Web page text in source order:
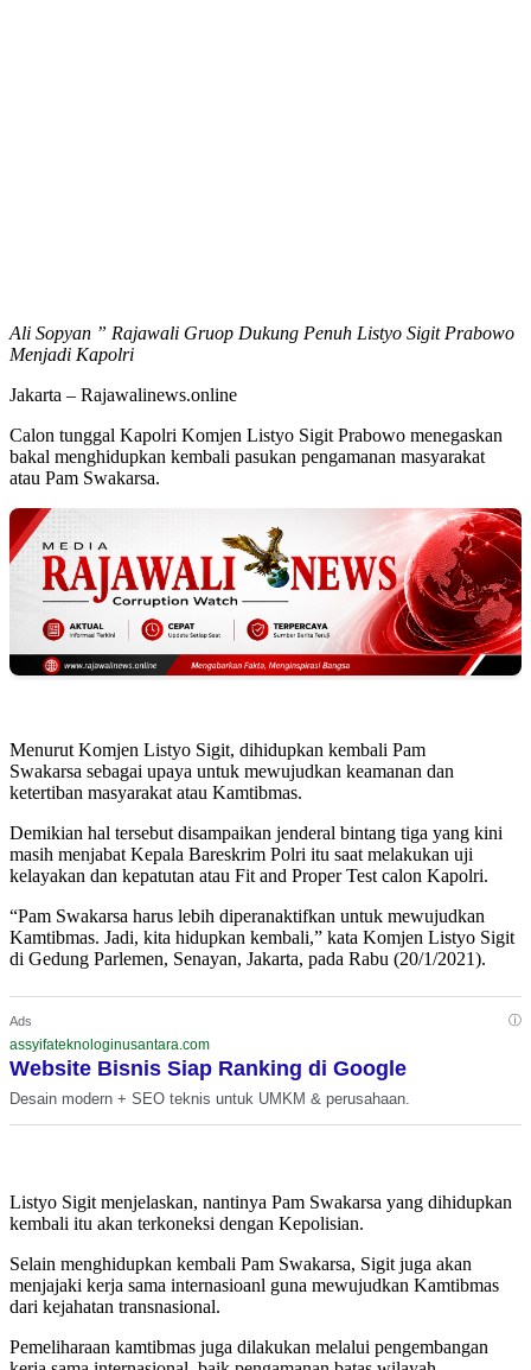
Ali Sopyan ” Rajawali Gruop Dukung Penuh Listyo Sigit Prabowo
Menjadi Kapolri
Jakarta – Rajawalinews.online
Calon tunggal Kapolri Komjen Listyo Sigit Prabowo menegaskan
bakal menghidupkan kembali pasukan pengamanan masyarakat
atau Pam Swakarsa.
Menurut Komjen Listyo Sigit, dihidupkan kembali Pam
Swakarsa sebagai upaya untuk mewujudkan keamanan dan
ketertiban masyarakat atau Kamtibmas.
Demikian hal tersebut disampaikan jenderal bintang tiga yang kini
masih menjabat Kepala Bareskrim Polri itu saat melakukan uji
kelayakan dan kepatutan atau Fit and Proper Test calon Kapolri.
“Pam Swakarsa harus lebih diperanaktifkan untuk mewujudkan
Kamtibmas. Jadi, kita hidupkan kembali,” kata Komjen Listyo Sigit
di Gedung Parlemen, Senayan, Jakarta, pada Rabu (20/1/2021).
Ads ⓘ
assyifateknologinusantara.com
Website Bisnis Siap Ranking di Google
Desain modern + SEO teknis untuk UMKM & perusahaan.
Listyo Sigit menjelaskan, nantinya Pam Swakarsa yang dihidupkan
kembali itu akan terkoneksi dengan Kepolisian.
Selain menghidupkan kembali Pam Swakarsa, Sigit juga akan
menjajaki kerja sama internasioanl guna mewujudkan Kamtibmas
dari kejahatan transnasional.
Pemeliharaan kamtibmas juga dilakukan melalui pengembangan